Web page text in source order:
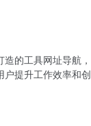
的工具网址导航，
户提升工作效率和创